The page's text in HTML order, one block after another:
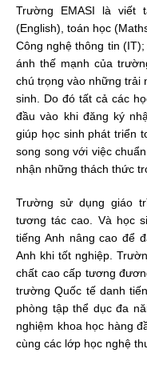
Trường EMASI là viết
(English), toán học
Công nghệ thông tin
ánh thế mạnh của
chú trọng vào những trải
sinh. Do đó tất cả các
đầu vào khi đăng ký
giúp học sinh phát triển
song song với việc
nhận những thách thức
Trường sử dụng giáo
tương tác cao. Và học
tiếng Anh nâng cao để
Anh khi tốt nghiệp.
chất cao cấp tương
trường Quốc tế danh
phòng tập thể dục đa
nghiệm khoa học hàng
cùng các lớp học nghệ